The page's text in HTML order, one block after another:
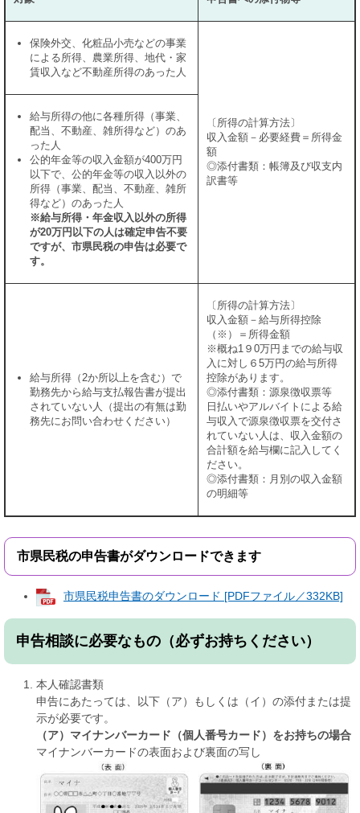
保険外交、化粧品小売などの事業
による所得、農業所得、地代・家
賃収入など不動産所得のあった人
〔所得の計算方法〕
収入金額－必要経費＝所得金
額
◎添付書類：帳簿及び収支内
訳書等
給与所得の他に各種所得（事業、
配当、不動産、雑所得など）のあ
った人
公的年金等の収入金額が400万円
以下で、公的年金等の収入以外の
所得（事業、配当、不動産、雑所
得など）のあった人
※給与所得・年金収入以外の所得
が20万円以下の人は確定申告不要
ですが、市県民税の申告は必要で
す。
給与所得（2か所以上を含む）で
勤務先から給与支払報告書が提出
されていない人（提出の有無は勤
務先にお問い合わせください）
〔所得の計算方法〕
収入金額－給与所得控除
（※）＝所得金額
※概ね1９0万円までの給与収
入に対し６5万円の給与所得
控除があります。
◎添付書類：源泉徴収票等
日払いやアルバイトによる給
与収入で源泉徴収票を交付さ
れていない人は、収入金額の
合計額を給与欄に記入してく
ださい。
◎添付書類：月別の収入金額
の明細等
市県民税の申告書がダウンロードできます
市県民税申告書のダウンロード [PDFファイル／332KB]
申告相談に必要なもの（必ずお持ちください）
本人確認書類
申告にあたっては、以下（ア）もしくは（イ）の添付または提
示が必要です。
（ア）マイナンバーカード（個人番号カード）をお持ちの場合
マイナンバーカードの表面および裏面の写し